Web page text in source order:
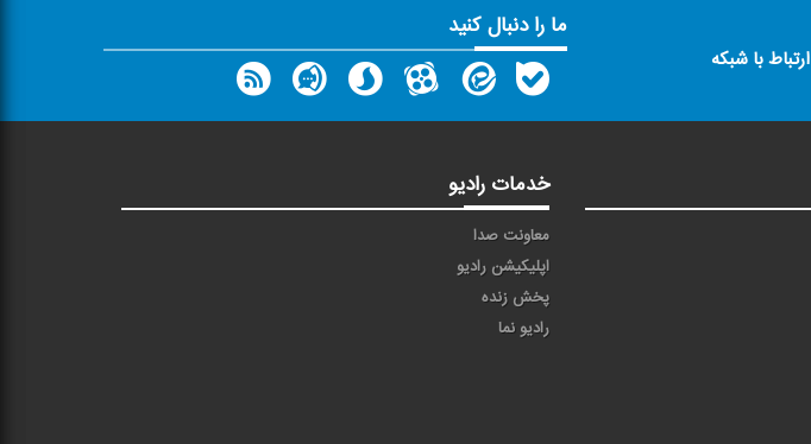
ارتباط با شبکه
ما را دنبال کنید
خدمات رادیو
معاونت صدا
اپلیکیشن رادیو
پخش زنده
رادیو نما